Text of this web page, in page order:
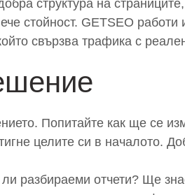
структура на
стойност. GETSEO работи
свързва трафика с
Попитайте как ще се
целите си в началото.
разбираеми отчети? Ще